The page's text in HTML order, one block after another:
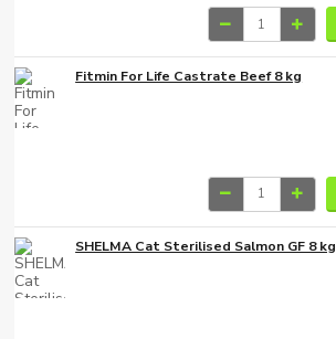
Fitmin For Life Castrate Beef 8 kg
SHELMA Cat Sterilised Salmon GF 8 kg